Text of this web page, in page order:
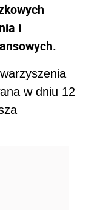
i
w dniu 12